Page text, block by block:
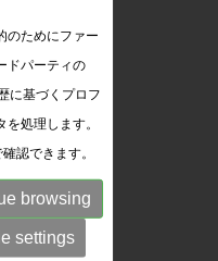
のためにファー
ドパーティの
に基づくプロフ
処理します。
認できます。
browsing
settings